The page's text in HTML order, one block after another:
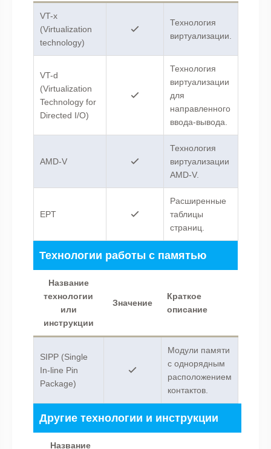
VT-x
(Virtualization
technology)
Технология
виртуализации.
VT-d
(Virtualization
Technology for
Directed I/O)
Технология
виртуализации
для
направленного
ввода-вывода.
AMD-V
Технология
виртуализации
AMD-V.
EPT
Расширенные
таблицы
страниц.
Технологии работы с памятью
Название
технологии
или
инструкции
Значение
Краткое
описание
SIPP (Single
In-line Pin
Package)
Модули памяти
с однорядным
расположением
контактов.
Другие технологии и инструкции
Название